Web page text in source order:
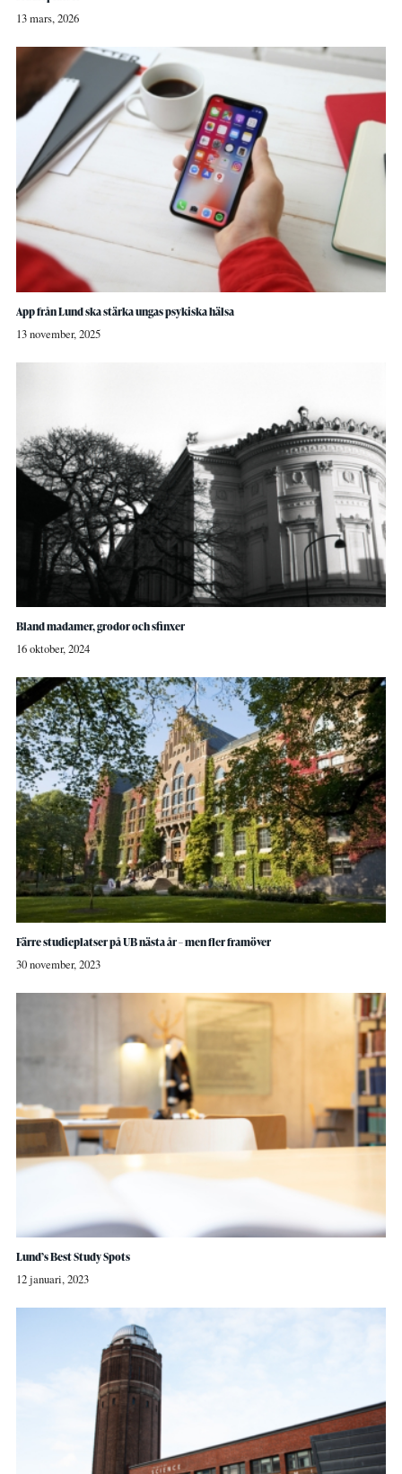
13 mars, 2026
App från Lund ska stärka ungas psykiska hälsa
13 november, 2025
Bland madamer, grodor och sfinxer
16 oktober, 2024
Färre studieplatser på UB nästa år – men fler framöver
30 november, 2023
Lund’s Best Study Spots
12 januari, 2023